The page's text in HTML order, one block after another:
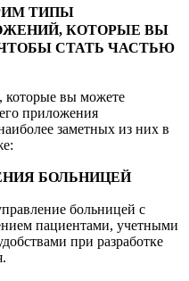
ТИПЫ
КОТОРЫЕ ВЫ
СТАТЬ ЧАСТЬЮ
которые вы можете
приложения
заметных из них в
БОЛЬНИЦЕЙ
больницей с
пациентами, учетными
при разработке